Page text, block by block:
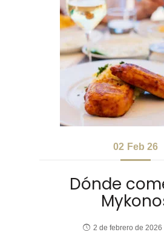
02 Feb 26
Dónde
2 de febrero de 2026